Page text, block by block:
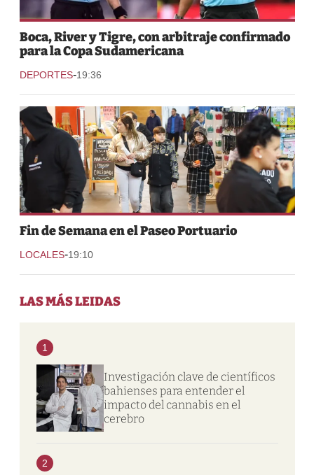
Boca, River y Tigre, con arbitraje confirmado
para la Copa Sudamericana
DEPORTES-19:36
Fin de Semana en el Paseo Portuario
LOCALES-19:10
LAS MÁS LEIDAS
1
Investigación clave de científicos
bahienses para entender el
impacto del cannabis en el
cerebro
2